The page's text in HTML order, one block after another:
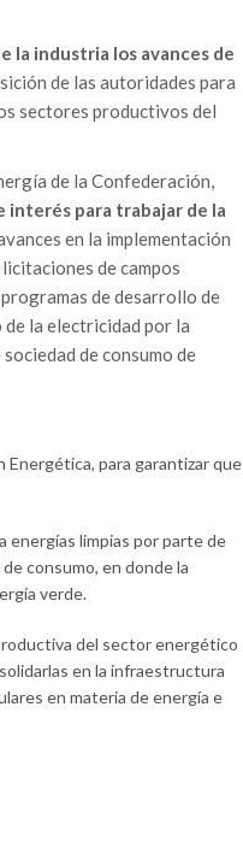
la industria los avances de
de las autoridades para
sectores productivos del
de la Confederación,
interés para trabajar de la
en la implementación
de campos
de desarrollo de
la electricidad por la
de consumo de
Energética, para garantizar que
energías limpias por parte de
consumo, en donde la
verde.
del sector energético
en la infraestructura
en materia de energía e